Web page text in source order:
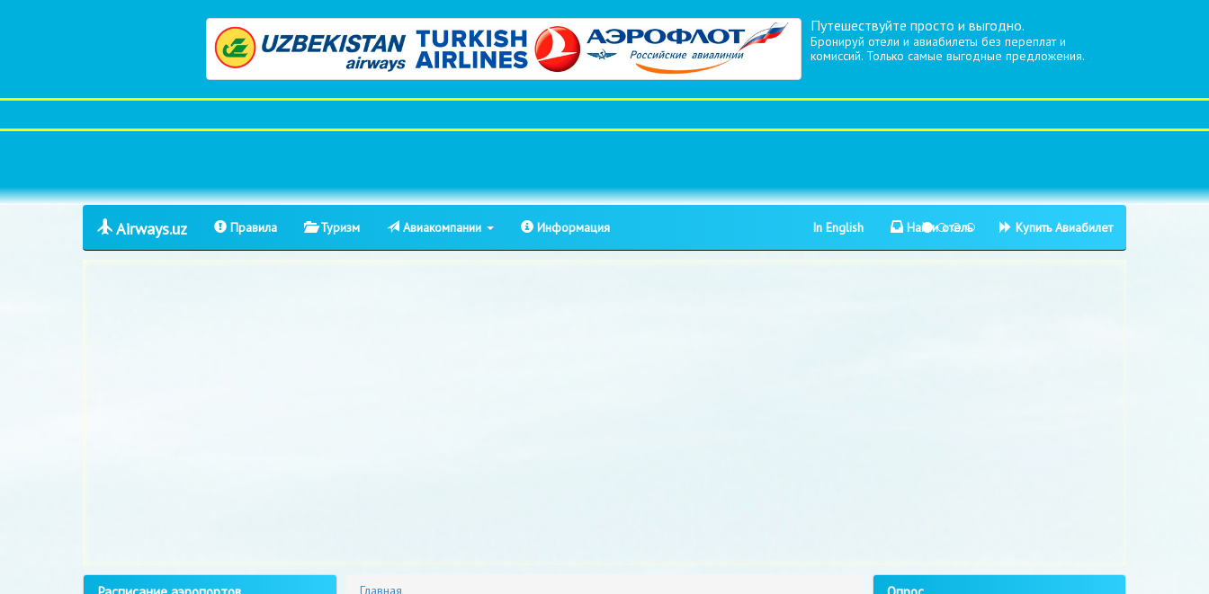
Путешествуйте просто и выгодно.
Бронируй отели и авиабилеты без переплат и
комиссий. Только самые выгодные предложения.
Airways.uz Правила Туризм Авиакомпании Информация In English Найти отель Купить Авиабилет
Главная